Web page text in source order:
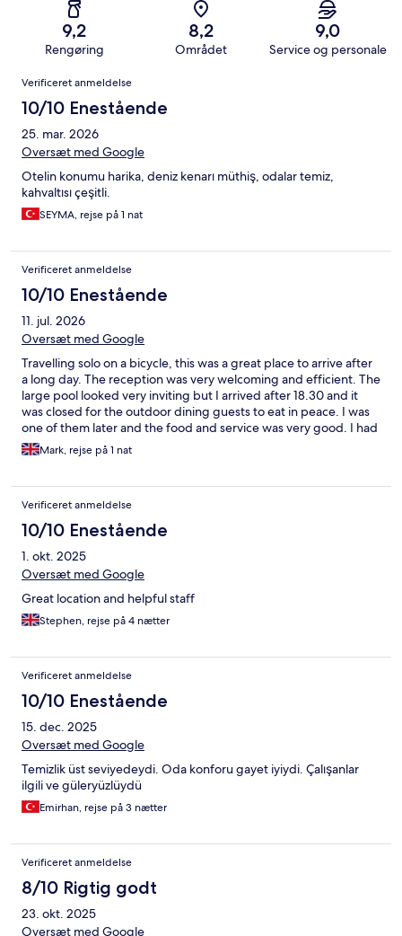
9,2
Rengøring
8,2
Området
9,0
Service og personale
Anmeldelser
Verificeret anmeldelse
10/10 Enestående
25. mar. 2026
Oversæt med Google
Otelin konumu harika, deniz kenarı müthiş, odalar temiz,
kahvaltısı çeşitli.
SEYMA, rejse på 1 nat
Verificeret anmeldelse
10/10 Enestående
11. jul. 2026
Oversæt med Google
Travelling solo on a bicycle, this was a great place to arrive after
a long day. The reception was very welcoming and efficient. The
large pool looked very inviting but I arrived after 18.30 and it
was closed for the outdoor dining guests to eat in peace. I was
one of them later and the food and service was very good. I had
a wonderful suite with sea view which was bigger than I needed
but that was what was still available.
Mark, rejse på 1 nat
Verificeret anmeldelse
10/10 Enestående
1. okt. 2025
Oversæt med Google
Great location and helpful staff
Stephen, rejse på 4 nætter
Verificeret anmeldelse
10/10 Enestående
15. dec. 2025
Oversæt med Google
Temizlik üst seviyedeydi. Oda konforu gayet iyiydi. Çalışanlar
ilgili ve güleryüzlüydü
Emirhan, rejse på 3 nætter
Verificeret anmeldelse
8/10 Rigtig godt
23. okt. 2025
Oversæt med Google